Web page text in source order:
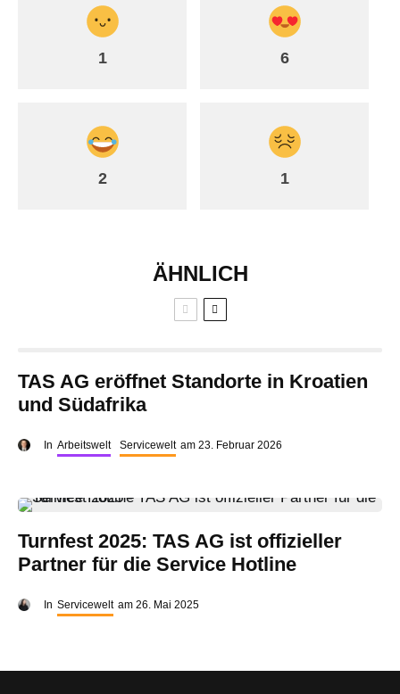
1 6
2 1
ÄHNLICH
TAS AG eröffnet Standorte in Kroatien
und Südafrika
In Arbeitswelt Servicewelt am 23. Februar 2026
Turnfest 2025: TAS AG ist offizieller
Partner für die Service Hotline
In Servicewelt am 26. Mai 2025